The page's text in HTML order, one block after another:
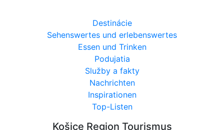
Destinácie
Sehenswertes und erlebenswertes
Essen und Trinken
Podujatia
Služby a fakty
Nachrichten
Inspirationen
Top-Listen
Košice Region Tourismus